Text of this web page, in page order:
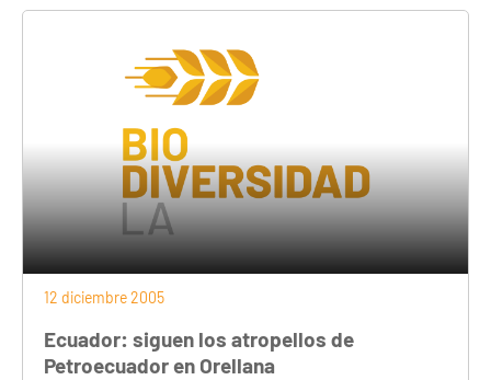
12 diciembre 2005
Ecuador: siguen los atropellos de
Petroecuador en Orellana